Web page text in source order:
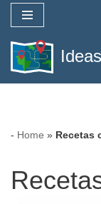
Saltar
al
contenido
- Home » Recetas